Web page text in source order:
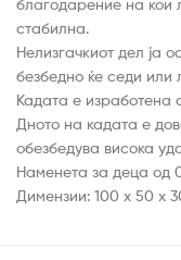
благодарение на кои
стабилна.
Нелизгачкиот дел ја
безбедно ќе седи или
Кадата е изработена
Дното на кадата е
обезбедува висока
Наменета за деца од
Димензии: 100 х 50 х